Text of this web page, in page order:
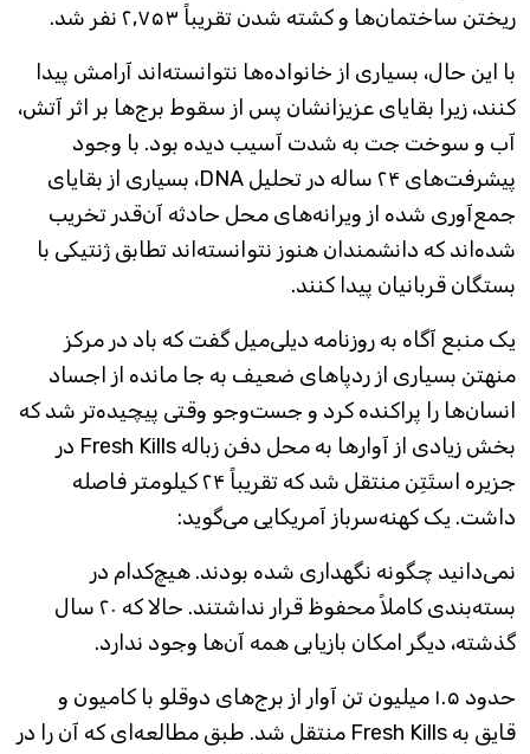
ریختن ساختمان‌ها و کشته شدن تقریباً ۲,۷۵۳ نفر شد.
با این حال، بسیاری از خانواده‌ها نتوانسته‌اند آرامش پیدا
کنند، زیرا بقایای عزیزانشان پس از سقوط برج‌ها بر اثر آتش،
آب و سوخت جت به شدت آسیب دیده بود. با وجود
پیشرفت‌های ۲۴ ساله در تحلیل DNA، بسیاری از بقایای
جمع‌آوری شده از ویرانه‌های محل حادثه آن‌قدر تخریب
شده‌اند که دانشمندان هنوز نتوانسته‌اند تطابق ژنتیکی با
بستگان قربانیان پیدا کنند.
یک منبع آگاه به روزنامه دیلی‌میل گفت که باد در مرکز
منهتن بسیاری از ردپاهای ضعیف به جا مانده از اجساد
انسان‌ها را پراکنده کرد و جست‌وجو وقتی پیچیده‌تر شد که
بخش زیادی از آوارها به محل دفن زباله Fresh Kills در
جزیره استَتِن منتقل شد که تقریباً ۲۴ کیلومتر فاصله
داشت. یک کهنه‌سرباز آمریکایی می‌گوید:
نمی‌دانید چگونه نگهداری شده بودند. هیچ‌کدام در
بسته‌بندی کاملاً محفوظ قرار نداشتند. حالا که ۲۰ سال
گذشته، دیگر امکان بازیابی همه آن‌ها وجود ندارد.
حدود ۱.۵ میلیون تن آوار از برج‌های دوقلو با کامیون و
قایق به Fresh Kills منتقل شد. طبق مطالعه‌ای که آن را در